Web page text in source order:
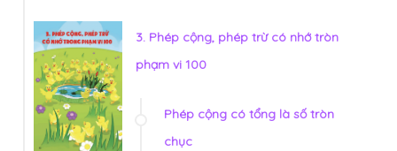
3. Phép cộng, phép trừ có nhớ tròn
phạm vi 100
Phép cộng có tổng là số tròn
chục